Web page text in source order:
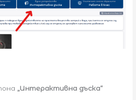
„Интерактивна дъска“